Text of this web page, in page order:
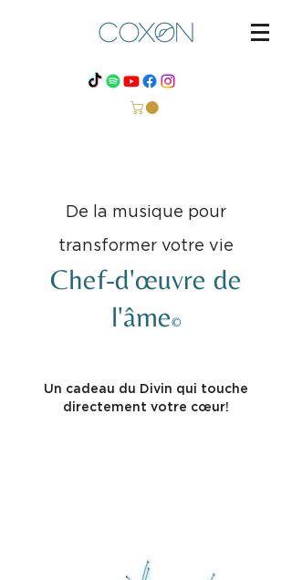
De la musique pour
transformer votre vie
Chef-d'œuvre de
l'âme©
Un cadeau du Divin qui touche
directement votre cœur!